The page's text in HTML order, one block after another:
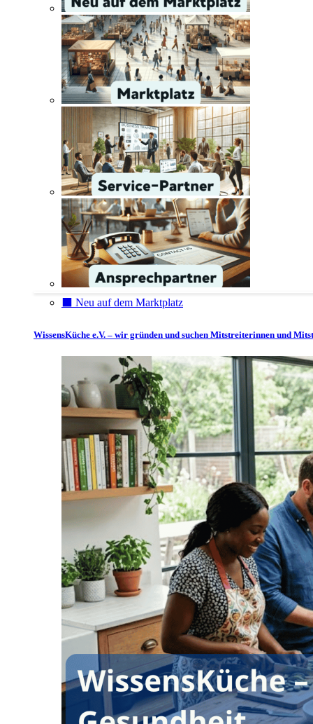
⬛️ Neu auf dem Marktplatz
WissensKüche e.V. – wir gründen und suchen Mitstreiterinnen und